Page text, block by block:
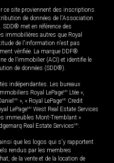
ce site proviennent des inscriptions
de données de l'Association
met en référence des
immobilières autres que Royal
de l'information n'est pas
vérifiée. La marque DDF®
de l’immobilier (ACI) et identifie le
de données (SDD®).
indépendantes. Les bureaux
Royal LePageMD Ltée »,
MD », « Royal LePageMD Credit
LePageMD West Real Estate Services
immeubles Mont-Tremblant »
Real Estate ServicesMD.
que les logos qui s'y rapportent
rendus par les membres
de la vente et de la location de